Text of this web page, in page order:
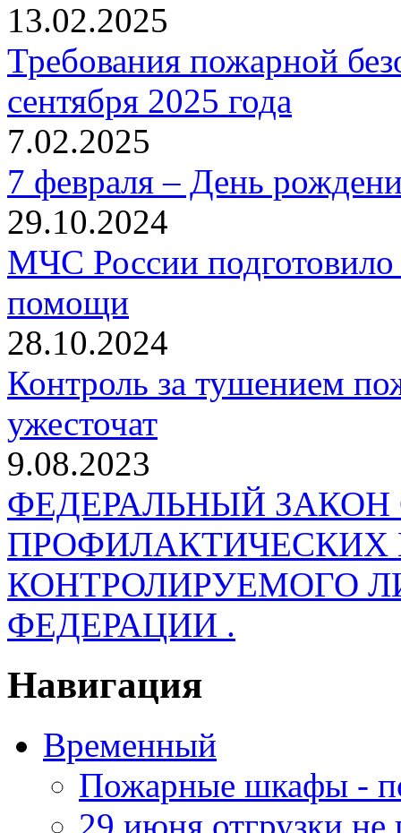
13.02.2025
Требования пожарной
сентября 2025 года
7.02.2025
7 февраля – День
29.10.2024
МЧС России
помощи
28.10.2024
Контроль за тушением
ужесточат
9.08.2023
ФЕДЕРАЛЬНЫЙ
КОНТРОЛИРУЕМОГО
ФЕДЕРАЦИИ .
Навигация
Временный
Пожарные шкафы -